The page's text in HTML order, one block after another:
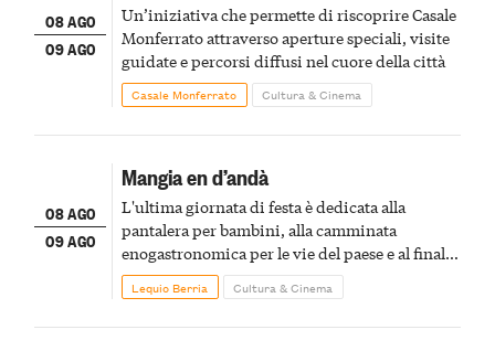
08 AGO
09 AGO
Un’iniziativa che permette di riscoprire Casale
Monferrato attraverso aperture speciali, visite
guidate e percorsi diffusi nel cuore della città
Casale Monferrato Cultura & Cinema
08 AGO
09 AGO
Mangia en d’andà
L'ultima giornata di festa è dedicata alla
pantalera per bambini, alla camminata
enogastronomica per le vie del paese e al finale
pirotecnico
Lequio Berria Cultura & Cinema